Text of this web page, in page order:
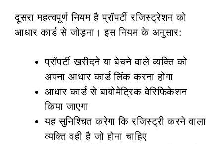
दूसरा महत्वपूर्ण नियम है प्रॉपर्टी रजिस्ट्रेशन को
आधार कार्ड से जोड़ना। इस नियम के अनुसार:
प्रॉपर्टी खरीदने या बेचने वाले व्यक्ति को
अपना आधार कार्ड लिंक करना होगा
आधार कार्ड से बायोमेट्रिक वेरिफिकेशन
किया जाएगा
यह सुनिश्चित करेगा कि रजिस्ट्री करने वाला
व्यक्ति वही है जो होना चाहिए